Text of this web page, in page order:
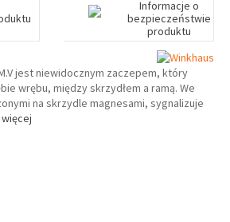
Informacje o
bezpieczeństwie
produktu
jest niewidocznym zaczepem, który
wrębu, między skrzydłem a ramą. We
na skrzydle magnesami, sygnalizuje
więcej